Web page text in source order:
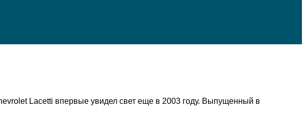
Lacetti впервые увидел свет еще в 2003 году. Выпущенный в